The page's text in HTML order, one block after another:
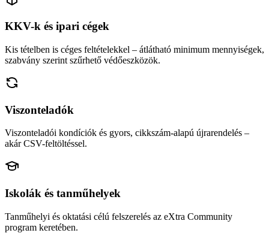
KKV-k és ipari cégek
Kis tételben is céges feltételekkel – átlátható minimum mennyiségek,
szabvány szerint szűrhető védőeszközök.
Viszonteladók
Viszonteladói kondíciók és gyors, cikkszám-alapú újrarendelés –
akár CSV-feltöltéssel.
Iskolák és tanműhelyek
Tanműhelyi és oktatási célú felszerelés az eXtra Community
program keretében.